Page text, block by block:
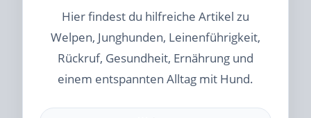
Hier findest du hilfreiche Artikel zu
Welpen, Junghunden, Leinenführigkeit,
Rückruf, Gesundheit, Ernährung und
einem entspannten Alltag mit Hund.